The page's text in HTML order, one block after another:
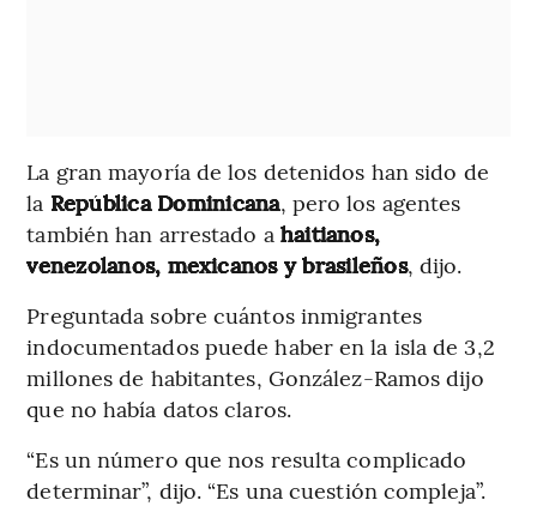
La gran mayoría de los detenidos han sido de
la República Dominicana, pero los agentes
también han arrestado a haitianos,
venezolanos, mexicanos y brasileños, dijo.
Preguntada sobre cuántos inmigrantes
indocumentados puede haber en la isla de 3,2
millones de habitantes, González-Ramos dijo
que no había datos claros.
“Es un número que nos resulta complicado
determinar”, dijo. “Es una cuestión compleja”.